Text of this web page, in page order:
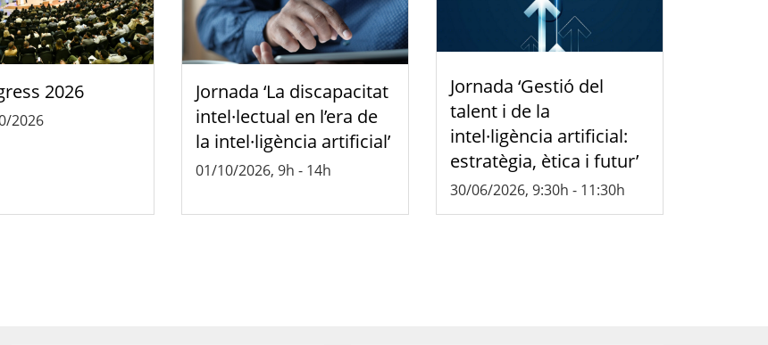
2026
2026
Jornada ‘La discapacitat
intel·lectual en l’era de
la intel·ligència artificial’
01/10/2026, 9h - 14h
Jornada ‘Gestió del
talent i de la
intel·ligència artificial:
estratègia, ètica i futur’
30/06/2026, 9:30h - 11:30h